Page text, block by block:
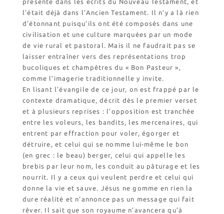
Accueil de groupes
Demande de séjour
Séjours étudiant(e)s
Bénévolat
Covoiturage
La boutique – Librairie
Biscuiterie St Dominique
Catalogue et tarifs
Revendeurs en ISÈRE
Nos biscuits
Nos ingrédients
Prochains événements
Dernières conférences
l’était déjà dans l’Ancien Testament. Il n’y a là rien
d’étonnant puisqu’ils ont été composés dans une
civilisation et une culture marquées par un mode
de vie rural et pastoral. Mais il ne faudrait pas se
laisser entraîner vers des représentations trop
bucoliques et champêtres du « Bon Pasteur »,
comme l’imagerie traditionnelle y invite.
En lisant l’évangile de ce jour, on est frappé par le
contexte dramatique, décrit dès le premier verset
et à plusieurs reprises : l’opposition est tranchée
entre les voleurs, les bandits, les mercenaires, qui
entrent par effraction pour voler, égorger et
détruire, et celui qui se nomme lui-même le bon
(en grec : le beau) berger, celui qui appelle les
brebis par leur nom, les conduit au pâturage et les
nourrit. Il y a ceux qui veulent perdre et celui qui
donne la vie et sauve. Jésus ne gomme en rien la
dure réalité et n’annonce pas un message qui fait
rêver. Il sait que son royaume n’avancera qu’à